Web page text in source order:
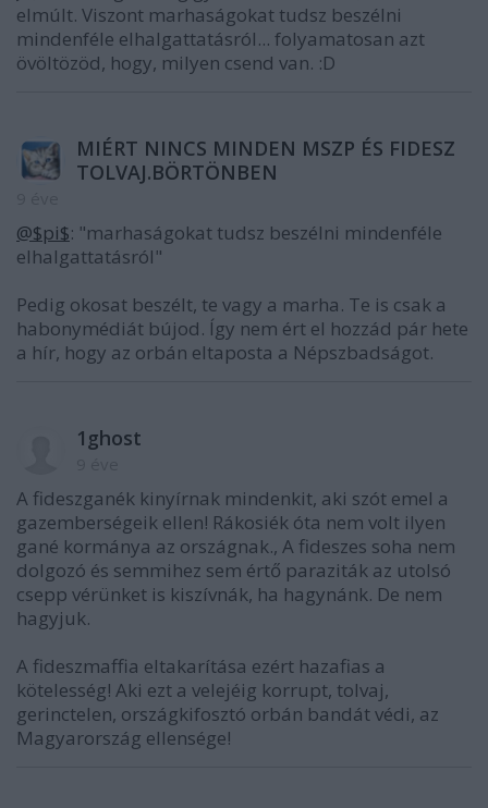
elmúlt. Viszont marhaságokat tudsz beszélni
mindenféle elhalgattatásról... folyamatosan azt
övöltözöd, hogy, milyen csend van. :D
MIÉRT NINCS MINDEN MSZP ÉS FIDESZ
TOLVAJ.BÖRTÖNBEN
@$pi$: "marhaságokat tudsz beszélni mindenféle
elhalgattatásról"
Pedig okosat beszélt, te vagy a marha. Te is csak a
habonymédiát bújod. Így nem ért el hozzád pár hete
a hír, hogy az orbán eltaposta a Népszbadságot.
1ghost
A fideszganék kinyírnak mindenkit, aki szót emel a
gazemberségeik ellen! Rákosiék óta nem volt ilyen
gané kormánya az országnak., A fideszes soha nem
dolgozó és semmihez sem értő paraziták az utolsó
csepp vérünket is kiszívnák, ha hagynánk. De nem
hagyjuk.
A fideszmaffia eltakarítása ezért hazafias a
kötelesség! Aki ezt a velejéig korrupt, tolvaj,
gerinctelen, országkifosztó orbán bandát védi, az
Magyarország ellensége!